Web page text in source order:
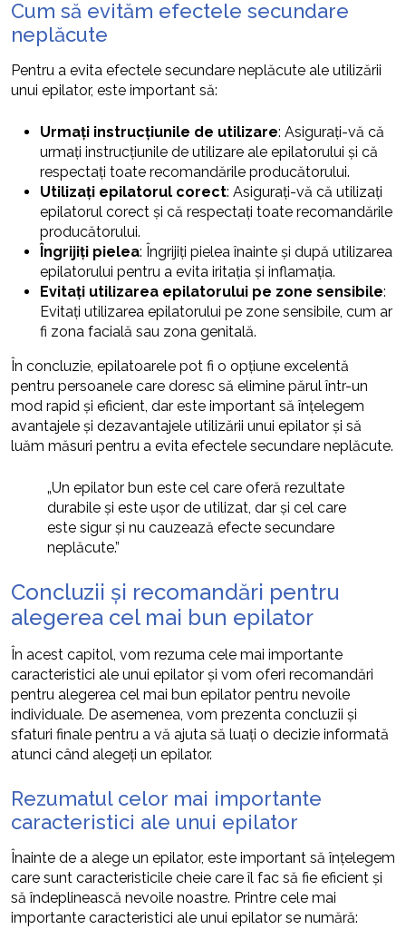
Cum să evităm efectele secundare
neplăcute
Pentru a evita efectele secundare neplăcute ale utilizării
unui epilator, este important să:
Urmați instrucțiunile de utilizare: Asigurați-vă că
urmați instrucțiunile de utilizare ale epilatorului și că
respectați toate recomandările producătorului.
Utilizați epilatorul corect: Asigurați-vă că utilizați
epilatorul corect și că respectați toate recomandările
producătorului.
Îngrijiți pielea: Îngrijiți pielea înainte și după utilizarea
epilatorului pentru a evita iritația și inflamația.
Evitați utilizarea epilatorului pe zone sensibile:
Evitați utilizarea epilatorului pe zone sensibile, cum ar
fi zona facială sau zona genitală.
În concluzie, epilatoarele pot fi o opțiune excelentă
pentru persoanele care doresc să elimine părul într-un
mod rapid și eficient, dar este important să înțelegem
avantajele și dezavantajele utilizării unui epilator și să
luăm măsuri pentru a evita efectele secundare neplăcute.
„Un epilator bun este cel care oferă rezultate
durabile și este ușor de utilizat, dar și cel care
este sigur și nu cauzează efecte secundare
neplăcute.”
Concluzii și recomandări pentru
alegerea cel mai bun epilator
În acest capitol, vom rezuma cele mai importante
caracteristici ale unui epilator și vom oferi recomandări
pentru alegerea cel mai bun epilator pentru nevoile
individuale. De asemenea, vom prezenta concluzii și
sfaturi finale pentru a vă ajuta să luați o decizie informată
atunci când alegeți un epilator.
Rezumatul celor mai importante
caracteristici ale unui epilator
Înainte de a alege un epilator, este important să înțelegem
care sunt caracteristicile cheie care îl fac să fie eficient și
să îndeplinească nevoile noastre. Printre cele mai
importante caracteristici ale unui epilator se numără: